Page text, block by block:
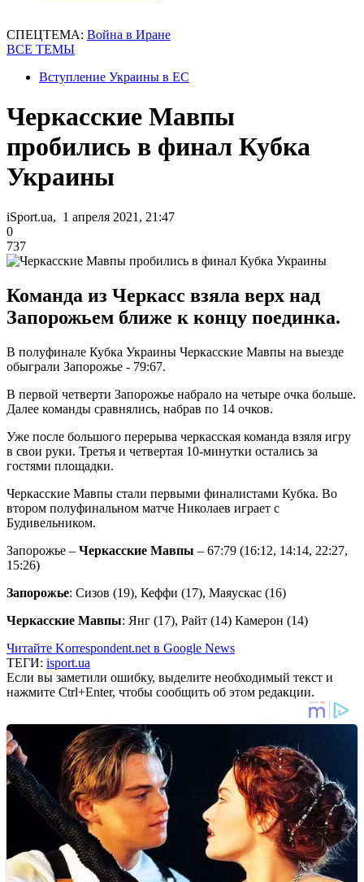
СПЕЦТЕМА: Война в Иране
ВСЕ ТЕМЫ
Вступление Украины в ЕС
Черкасские Мавпы
пробились в финал Кубка
Украины
iSport.ua, 1 апреля 2021, 21:47
0
737
Команда из Черкасс взяла верх над
Запорожьем ближе к концу поединка.
В полуфинале Кубка Украины Черкасские Мавпы на выезде
обыграли Запорожье - 79:67.
В первой четверти Запорожье набрало на четыре очка больше.
Далее команды сравнялись, набрав по 14 очков.
Уже после большого перерыва черкасская команда взяля игру
в свои руки. Третья и четвертая 10-минутки остались за
гостями площадки.
Черкасские Мавпы стали первыми финалистами Кубка. Во
втором полуфинальном матче Николаев играет с
Будивельником.
Запорожье – Черкасские Мавпы – 67:79 (16:12, 14:14, 22:27,
15:26)
Запорожье: Сизов (19), Кеффи (17), Маяускас (16)
Черкасские Мавпы: Янг (17), Райт (14) Камерон (14)
Читайте Korrespondent.net в Google News
ТЕГИ: isport.ua
Если вы заметили ошибку, выделите необходимый текст и
нажмите Ctrl+Enter, чтобы сообщить об этом редакции.